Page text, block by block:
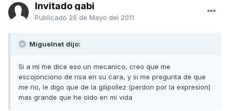
Invitado gabi
Publicado 26 de Mayo del 2011
Miguelnet dijo:
Si a mi me dice eso un mecanico, creo que me
escojonciono de risa en su cara, y si me pregunta de que
me rio, le digo que de la gilipollez (perdon por la expresion)
mas grande que he oido en mi vida